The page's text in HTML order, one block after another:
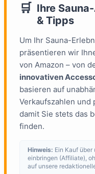
🛒 Ihre
& Tipps
Um Ihr Sauna-
präsentieren wir
von Amazon – von
innovativen
basieren auf
Verkaufszahlen und
damit Sie stets das
finden.
Hinweis: Ein Kauf
einbringen (Affiliate),
auf unsere